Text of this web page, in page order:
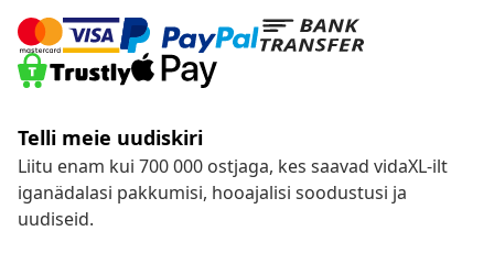
Telli meie uudiskiri
Liitu enam kui 700 000 ostjaga, kes saavad vidaXL-ilt
iganädalasi pakkumisi, hooajalisi soodustusi ja
uudiseid.